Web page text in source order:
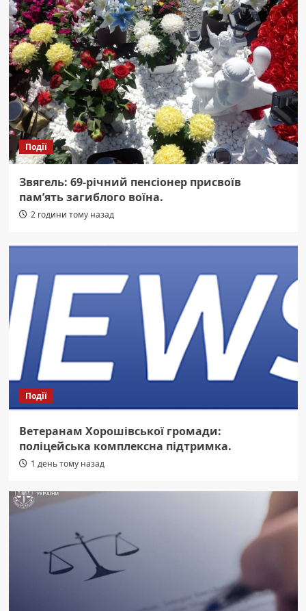
Події
Звягель: 69-річний пенсіонер присвоїв
пам’ять загиблого воїна.
2 години тому назад
Події
Ветеранам Хорошівської громади:
поліцейська комплексна підтримка.
1 день тому назад